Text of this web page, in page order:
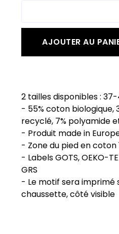
AJOUTER AU
2 tailles disponibles :
- 55% coton biologique,
recyclé, 7% polyamide
- Produit made in
- Zone du pied en coton
- Labels GOTS, OEKO-
GRS
- Le motif sera imprimé